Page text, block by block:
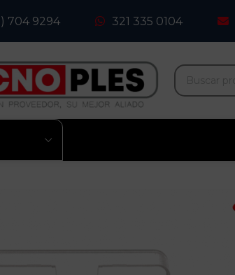
704 9294 321 335 0104